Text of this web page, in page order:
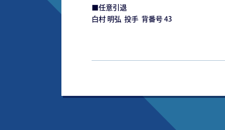
■任意引退
白村 明弘 投手 背番号 43